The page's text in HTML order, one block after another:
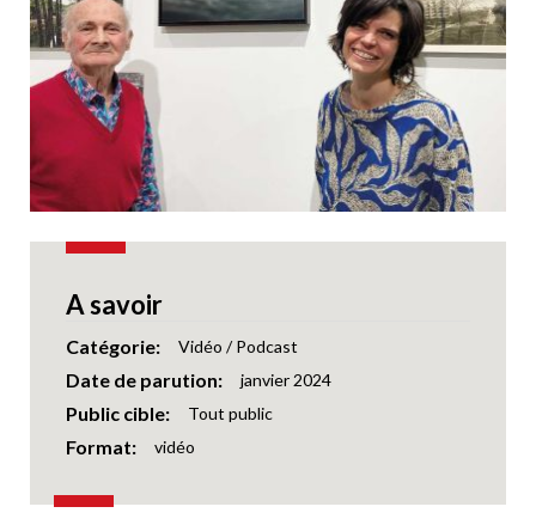
A savoir
Catégorie Vidéo / Podcast
Date de parution janvier 2024
Public cible Tout public
Format vidéo